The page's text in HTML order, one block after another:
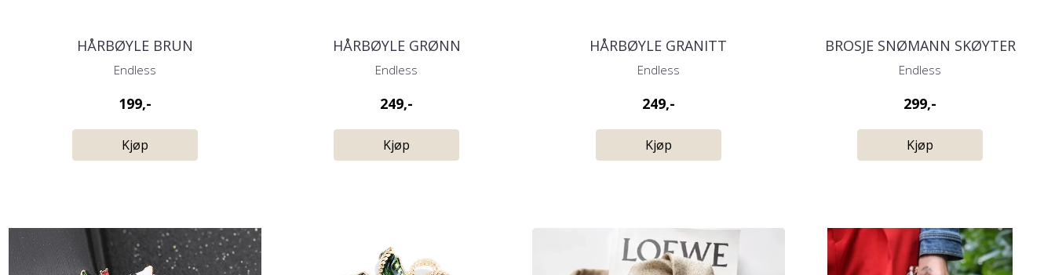
HÅRBØYLE BRUN
Endless
199,-
Kjøp
HÅRBØYLE GRØNN
Endless
249,-
Kjøp
HÅRBØYLE GRANITT
Endless
249,-
Kjøp
BROSJE SNØMANN SKØYTER
Endless
299,-
Kjøp